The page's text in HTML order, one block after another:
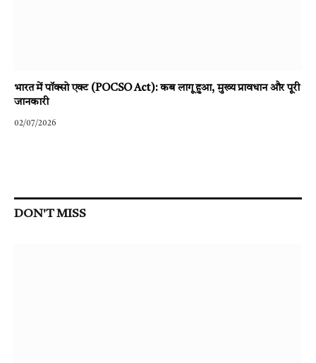
भारत में पॉक्सो एक्ट (POCSO Act): कब लागू हुआ, मुख्य प्रावधान और पूरी
जानकारी
02/07/2026
DON'T MISS